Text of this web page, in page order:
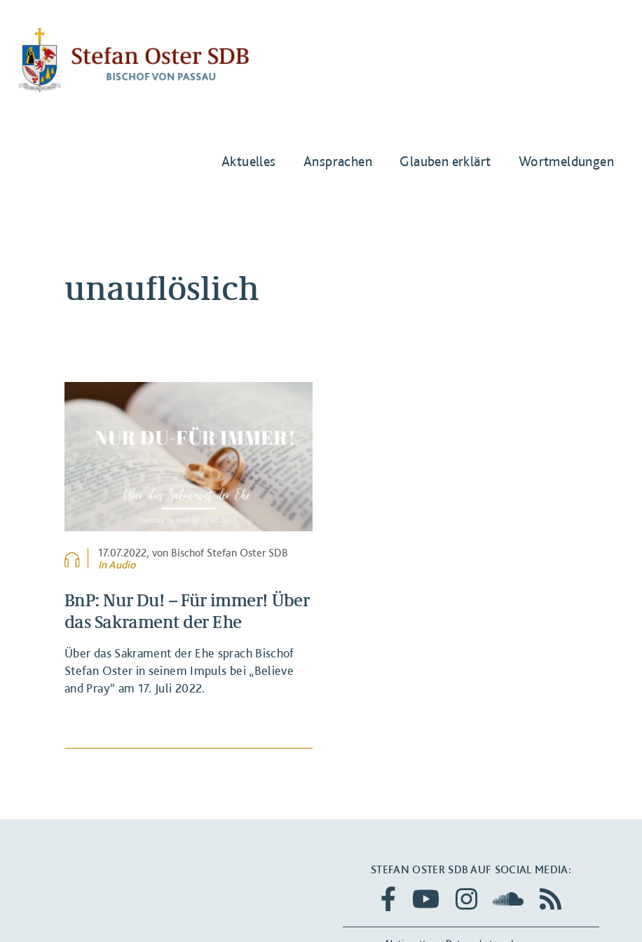
Aktuelles Ansprachen Glauben erklärt Wortmeldungen
unauflöslich
17.07.2022, von Bischof Stefan Oster SDB
In Audio
BnP: Nur Du! – Für immer! Über
das Sakrament der Ehe
Über das Sakrament der Ehe sprach Bischof
Stefan Oster in seinem Impuls bei „Believe
and Pray“ am 17. Juli 2022.
STEFAN OSTER SDB AUF SOCIAL MEDIA: